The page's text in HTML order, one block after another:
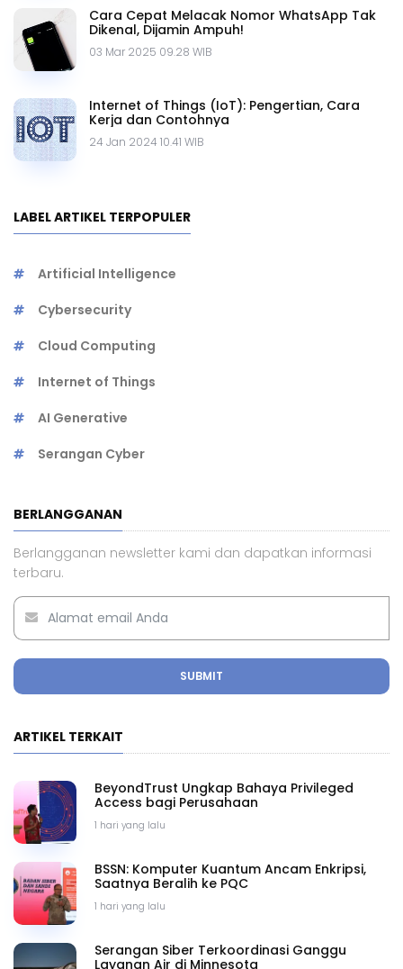
Cara Cepat Melacak Nomor WhatsApp Tak
Dikenal, Dijamin Ampuh!
03 Mar 2025 09.28 WIB
Internet of Things (IoT): Pengertian, Cara
Kerja dan Contohnya
24 Jan 2024 10.41 WIB
LABEL ARTIKEL TERPOPULER
Artificial Intelligence
Cybersecurity
Cloud Computing
Internet of Things
AI Generative
Serangan Cyber
BERLANGGANAN
Berlangganan newsletter kami dan dapatkan informasi
terbaru.
SUBMIT
ARTIKEL TERKAIT
1 hari yang lalu
BeyondTrust Ungkap Bahaya Privileged
Access bagi Perusahaan
1 hari yang lalu
BSSN: Komputer Kuantum Ancam Enkripsi,
Saatnya Beralih ke PQC
Serangan Siber Terkoordinasi Ganggu
Layanan Air di Minnesota